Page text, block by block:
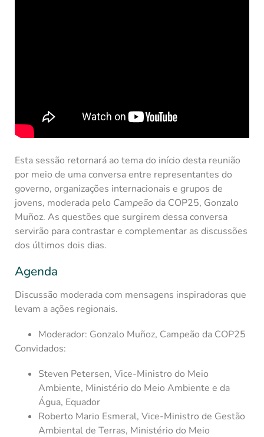
Esta sessão retornará ao tema do início desta reunião
por meio de uma conversa entre representantes do
governo, organizações internacionais e grupos de
jovens, moderada pelo Campeão da COP25, Gonzalo
Muñoz. As questões que surgirem dessa conversa
servirão para contrastar e complementar as discussões
dos últimos dois dias.
Agenda
Discussão moderada com mensagens inspiradoras que
levam a ações regionais.
Moderador: Gonzalo Muñoz, Campeão da COP25
Convidados:
Steven Petersen, Vice-Ministro do Meio
Ambiente, Ministério do Meio Ambiente e da
Água, Equador
Roberto Mario Esmeral, Vice-Ministro de Gestão
Ambiental de Terras, Ministério do Meio